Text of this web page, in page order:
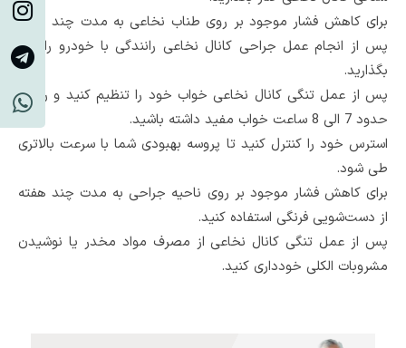
برای کاهش فشار موجود بر روی طناب نخاعی به مدت چند هفته
پس از انجام عمل جراحی کانال نخاعی رانندگی با خودرو را کنار
بگذارید.
پس از عمل تنگی کانال نخاعی خواب خود را تنظیم کنید و روزانه
حدود 7 الی 8 ساعت خواب مفید داشته باشید.
استرس خود را کنترل کنید تا پروسه بهبودی شما با سرعت بالاتری
طی شود.
برای کاهش فشار موجود بر روی ناحیه جراحی به مدت چند هفته
از دست‌شویی فرنگی استفاده کنید.
پس از عمل تنگی کانال نخاعی از مصرف مواد مخدر یا نوشیدن
مشروبات الکلی خودداری کنید.